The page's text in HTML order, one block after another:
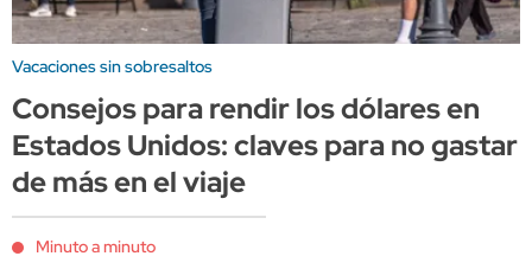
Vacaciones sin sobresaltos
Consejos para rendir los dólares en
Estados Unidos: claves para no gastar
de más en el viaje
Minuto a minuto